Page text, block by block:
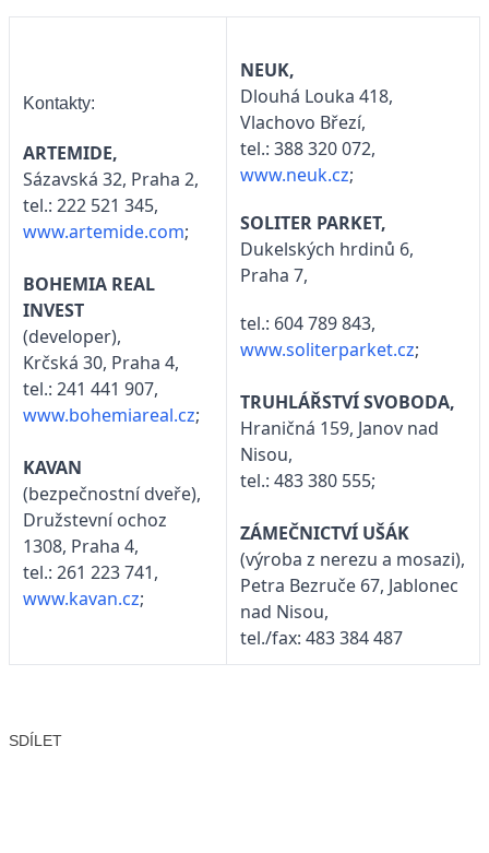
Kontakty:
ARTEMIDE,
Sázavská 32, Praha 2,
tel.: 222 521 345,
www.artemide.com;
BOHEMIA REAL
INVEST
(developer),
Krčská 30, Praha 4,
tel.: 241 441 907,
www.bohemiareal.cz;
KAVAN
(bezpečnostní dveře),
Družstevní ochoz
1308, Praha 4,
tel.: 261 223 741,
www.kavan.cz;
NEUK,
Dlouhá Louka 418,
Vlachovo Březí,
tel.: 388 320 072,
www.neuk.cz;
SOLITER PARKET,
Dukelských hrdinů 6,
Praha 7,
tel.: 604 789 843,
www.soliterparket.cz;
TRUHLÁŘSTVÍ SVOBODA,
Hraničná 159, Janov nad
Nisou,
tel.: 483 380 555;
ZÁMEČNICTVÍ UŠÁK
(výroba z nerezu a mosazi),
Petra Bezruče 67, Jablonec
nad Nisou,
tel./fax: 483 384 487
SDÍLET